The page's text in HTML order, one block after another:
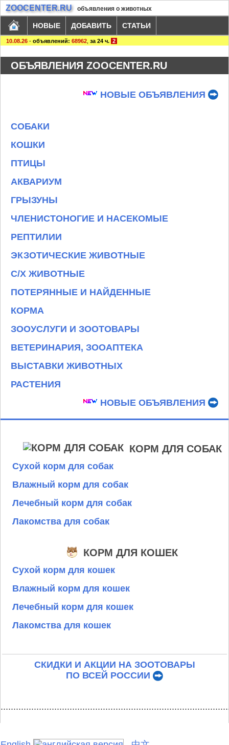
ZOOCENTER.RU объявления о животных
НОВЫЕ ДОБАВИТЬ СТАТЬИ
10.08.26 - объявлений: 68962 за 24 ч. 2
ОБЪЯВЛЕНИЯ ZOOCENTER.RU
НОВЫЕ ОБЪЯВЛЕНИЯ
СОБАКИ
КОШКИ
ПТИЦЫ
АКВАРИУМ
ГРЫЗУНЫ
ЧЛЕНИСТОНОГИЕ И НАСЕКОМЫЕ
РЕПТИЛИИ
ЭКЗОТИЧЕСКИЕ ЖИВОТНЫЕ
С/Х ЖИВОТНЫЕ
ПОТЕРЯННЫЕ И НАЙДЕННЫЕ
КОРМА
ЗООУСЛУГИ И ЗООТОВАРЫ
ВЕТЕРИНАРИЯ, ЗООАПТЕКА
ВЫСТАВКИ ЖИВОТНЫХ
РАСТЕНИЯ
НОВЫЕ ОБЪЯВЛЕНИЯ
КОРМ ДЛЯ СОБАК
Сухой корм для собак
Влажный корм для собак
Лечебный корм для собак
Лакомства для собак
КОРМ ДЛЯ КОШЕК
Сухой корм для кошек
Влажный корм для кошек
Лечебный корм для кошек
Лакомства для кошек
СКИДКИ И АКЦИИ НА ЗООТОВАРЫ
ПО ВСЕЙ РОССИИ